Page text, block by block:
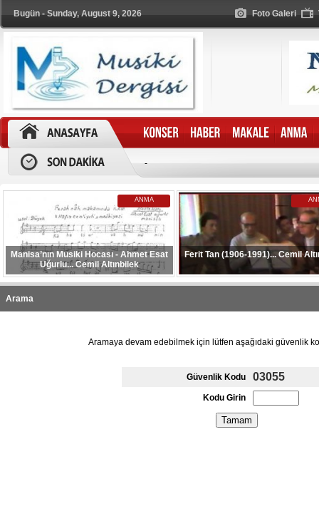
Bugün - Sunday, August 9, 2026 Foto Galeri
-
ANMA
Manisa’nın Musiki Hocası - Ahmet Esat
Uğurlu... Cemil Altınbilek
Ferit Tan (1906-1991)... Cemil
Arama
Aramaya devam edebilmek için lütfen aşağıdaki güvenlik
Güvenlik Kodu 03055
Kodu Girin